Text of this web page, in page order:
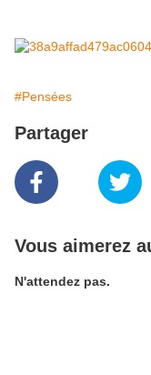
#Pensées
Partager
Vous aimerez
N'attendez pas.